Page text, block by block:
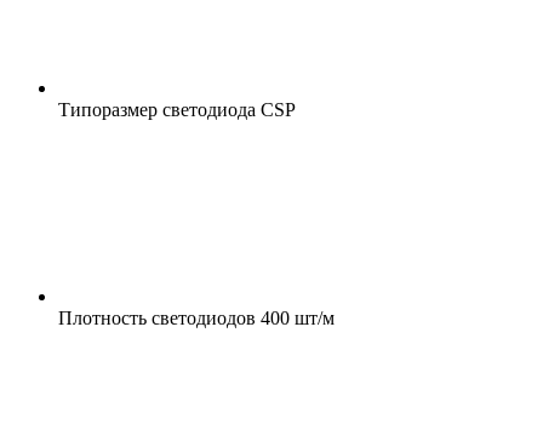
Типоразмер светодиода CSP
Плотность светодиодов 400 шт/м